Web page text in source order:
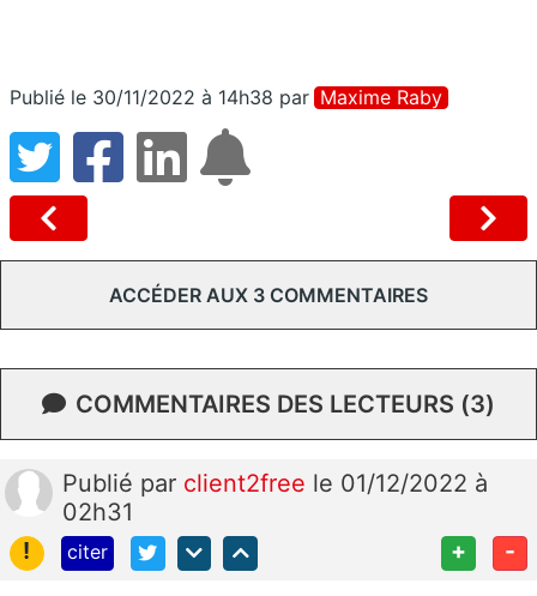
Publié le 30/11/2022 à 14h38 par Maxime Raby
ACCÉDER AUX 3 COMMENTAIRES
COMMENTAIRES DES LECTEURS (3)
Publié par client2free le 01/12/2022 à
02h31
!
citer + -